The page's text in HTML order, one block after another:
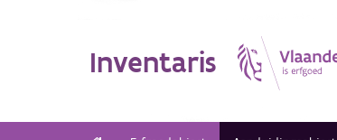
Inventaris